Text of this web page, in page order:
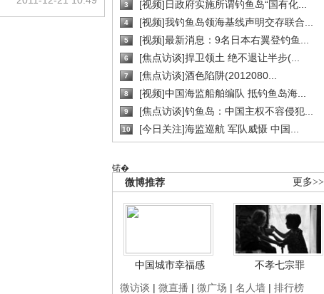
3 [视频]日政府实施所谓钓鱼岛“国有化...
4 [视频]我钓鱼岛领海基线声明交存联合...
5 [视频]最新消息：9名日本右翼登钓鱼...
6 [焦点访谈]捍卫领土 绝不退让半步(...
7 [焦点访谈]酒色陷阱(2012080...
8 [视频]中国海监船舶编队 抵钓鱼岛海...
9 [焦点访谈]钓鱼岛：中国主权不容侵犯...
10 [今日关注]海监巡航 军队威慑 中国...
锘�
更多>>
微博推荐
中国城市幸福感
不孝七宗罪
微访谈 | 微直播 | 微广场 | 名人墙 | 排行榜